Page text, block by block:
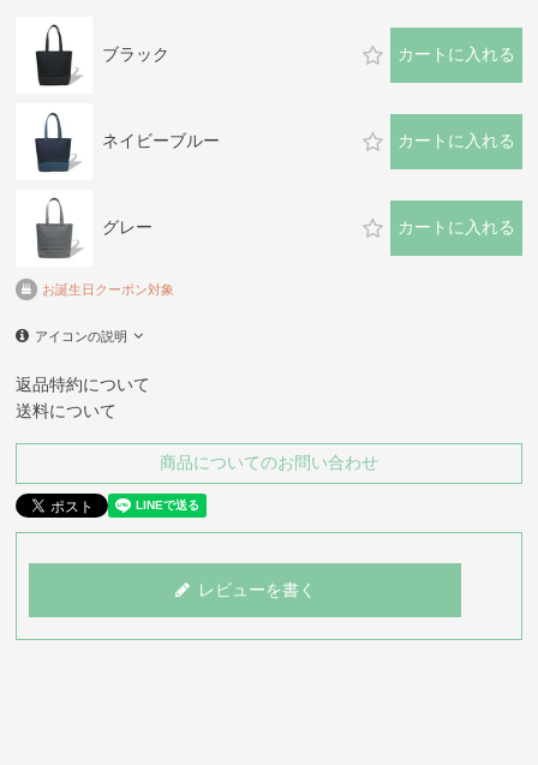
ブラック カートに入れる
ネイビーブルー カートに入れる
グレー カートに入れる
お誕生日クーポン対象
アイコンの説明
返品特約について
送料について
商品についてのお問い合わせ
レビューを書く